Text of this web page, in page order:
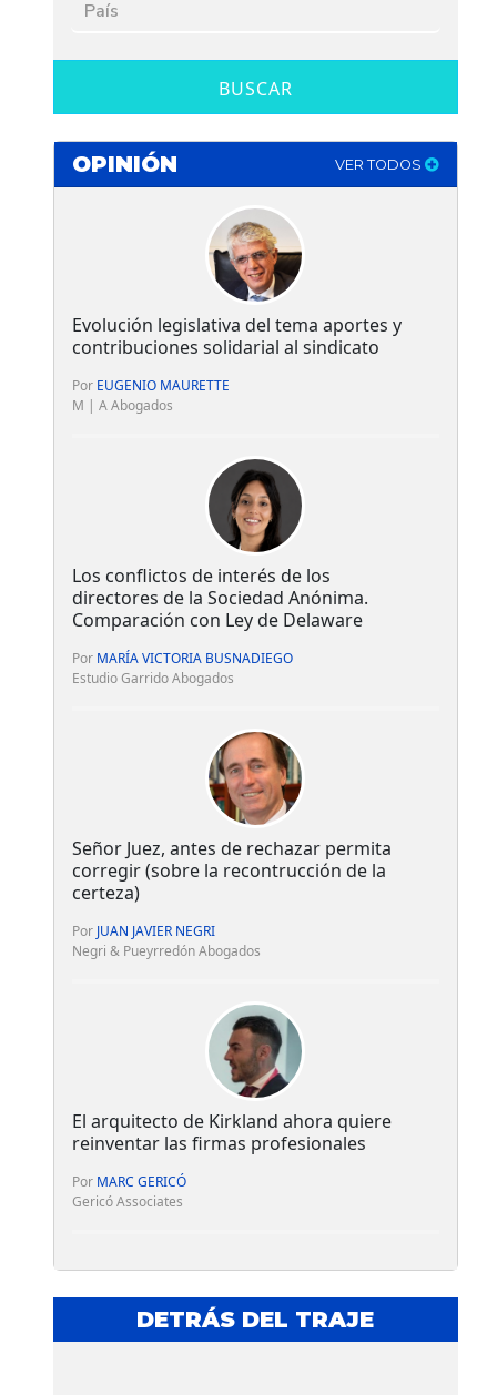
BUSCAR
OPINIÓN VER TODOS
Evolución legislativa del tema aportes y
contribuciones solidarial al sindicato
Por EUGENIO MAURETTE
M | A Abogados
Los conflictos de interés de los
directores de la Sociedad Anónima.
Comparación con Ley de Delaware
Por MARÍA VICTORIA BUSNADIEGO
Estudio Garrido Abogados
Señor Juez, antes de rechazar permita
corregir (sobre la recontrucción de la
certeza)
Por JUAN JAVIER NEGRI
Negri & Pueyrredón Abogados
El arquitecto de Kirkland ahora quiere
reinventar las firmas profesionales
Por MARC GERICÓ
Gericó Associates
DETRÁS DEL TRAJE